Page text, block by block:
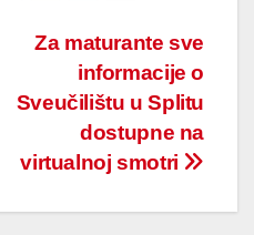
Za maturante sve
informacije o
Sveučilištu u Splitu
dostupne na
virtualnoj smotri